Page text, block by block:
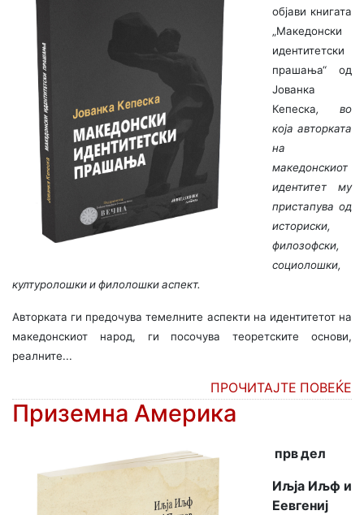
објави книгата
„Македонски
идентитетски
прашања“ од
Јованка
Кепеска, во
која авторката
на
македонскиот
идентитет му
пристапува од
историски,
филозофски,
социолошки,
културолошки и филолошки аспект.
Авторката ги предочува темелните аспекти на идентитетот на
македонскиот народ, ги посочува теоретските основи,
реалните...
ПРОЧИТАЈТЕ ПОВЕЌЕ
Приземна Америка
прв дел
Иљја Иљф и
Еевгениј